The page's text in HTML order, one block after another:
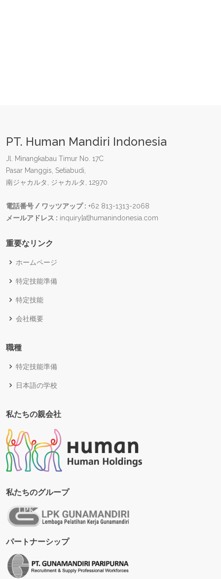
PT. Human Mandiri Indonesia
Jl. Minangkabau Timur No. 17C
Pasar Manggis, Setiabudi,
南ジャカルタ, ジャカルタ, 12970
電話番号 / ワッツアップ : +62 813-1313-2068
メールアドレス : inquiry[at]humanindonesia.com
重要なリンク
ホームページ
特定技能準備
特定技能
会社概要
職種
特定技能準備
日本語の学校
私たちの親会社
私たちのグループ
パートナーシップ